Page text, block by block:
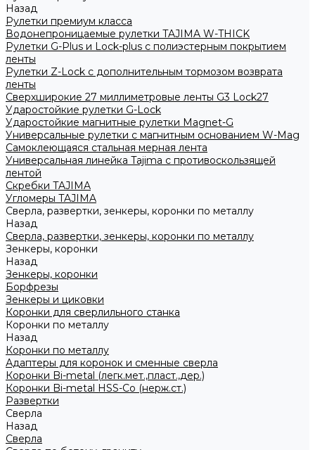
Назад
Рулетки премиум класса
Водонепроницаемые рулетки TAJIMA W-THICK
Рулетки G-Plus и Lock-plus с полиэстерным покрытием
ленты
Рулетки Z-Lock с дополнительным тормозом возврата
ленты
Сверхширокие 27 миллиметровые ленты G3 Lock27
Ударостойкие рулетки G-Lock
Ударостойкие магнитные рулетки Magnet-G
Универсальные рулетки с магнитным основанием W-Mag
Самоклеющаяся стальная мерная лента
Универсальная линейка Tajima с противоскользящей
лентой
Скребки TAJIMA
Угломеры TAJIMA
Сверла, развертки, зенкеры, коронки по металлу
Назад
Сверла, развертки, зенкеры, коронки по металлу
Зенкеры, коронки
Назад
Зенкеры, коронки
Борфрезы
Зенкеры и циковки
Коронки для сверлильного станка
Коронки по металлу
Назад
Коронки по металлу
Адаптеры для коронок и сменные сверла
Коронки Bi-metal (легк.мет.,пласт.,дер.)
Коронки Bi-metal HSS-Co (нерж.ст.)
Развертки
Сверла
Назад
Сверла